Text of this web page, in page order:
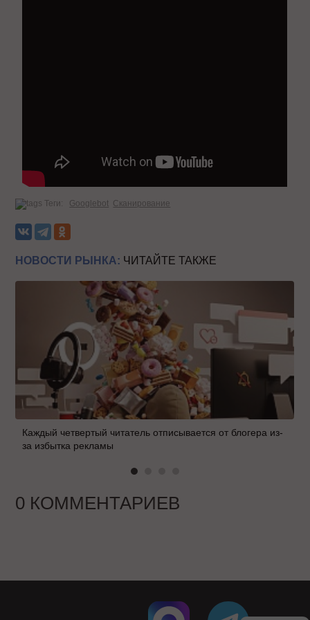
Теги: Googlebot Сканирование
НОВОСТИ РЫНКА: ЧИТАЙТЕ ТАКЖЕ
Каждый четвертый читатель отписывается от блогера из-
за избытка рекламы
0 КОММЕНТАРИЕВ